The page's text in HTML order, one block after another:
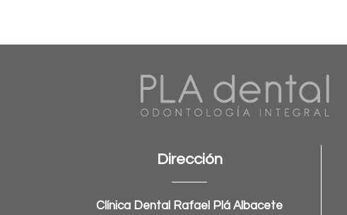
Dirección
Clínica Dental Rafael Plá Albacete